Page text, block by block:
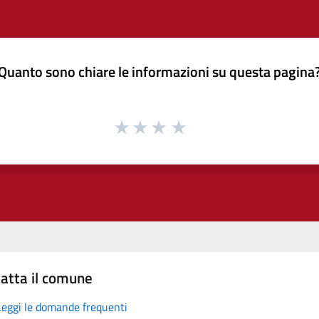
sono chiare le informazioni su questa
il comune
le domande frequenti